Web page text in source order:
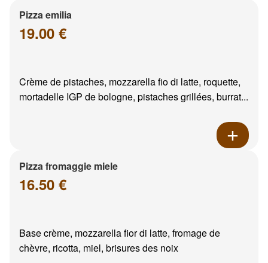
Pizza emilia
19.00 €
Crème de pistaches, mozzarella fio di latte, roquette,
mortadelle IGP de bologne, pistaches grillées, burrat...
Pizza fromaggie miele
16.50 €
Base crème, mozzarella fior di latte, fromage de
chèvre, ricotta, miel, brisures des noix